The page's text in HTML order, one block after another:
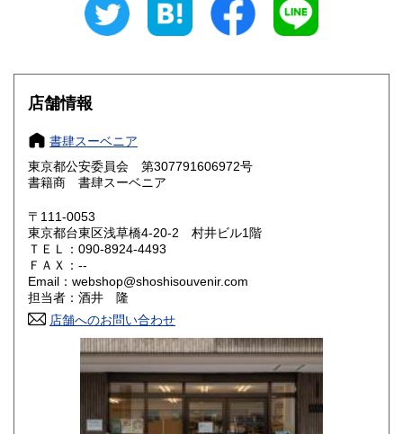
静岡県
滋賀県
大阪府
奈良県 250円
鳥取県
岡山県
山口県
250円 愛媛県
250円 福岡県
250円 長崎県
店舗情報
書肆スーベニア
東京都公安委員会 第307791606972号
書籍商 書肆スーベニア
〒111-0053
東京都台東区浅草橋4-20-2 村井ビル1階
ＴＥＬ：090-8924-4493
ＦＡＸ：--
Email：webshop@shoshisouvenir.com
担当者：酒井 隆
店舗へのお問い合わせ